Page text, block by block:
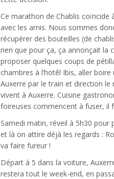
Ce marathon de Chablis
avec les amis. Nous sommes
récupérer des bouteilles (de
rien que pour ça, ça annonçait la
proposer quelques coups de
chambres à l’hotêl Ibis, aller
Auxerre par le train et direction
vivent à Auxerre. Cuisine
foireuses commencent à fuser, il
Samedi matin, réveil à 5h30 pour
et là on attire déjà les regards :
va faire fureur !
Départ à 5 dans la voiture,
restera tout le week-end, en